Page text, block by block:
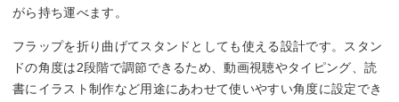
がら持ち運べます。
フラップを折り曲げてスタンドとしても使える設計です。スタン
ドの角度は2段階で調節できるため、動画視聴やタイピング、読
書にイラスト制作など用途にあわせて使いやすい角度に設定でき